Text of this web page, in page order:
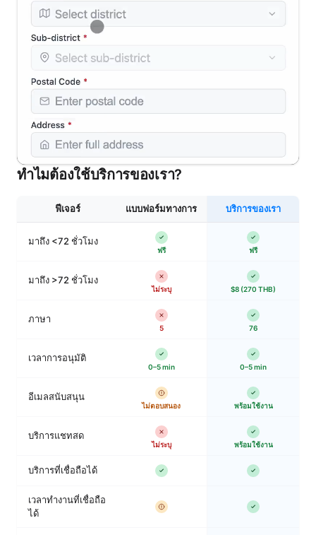
ทำไมต้องใช้บริการของเรา?
ฟีเจอร์ แบบฟอร์มทางการ บริการของเรา
มาถึง <72 ชั่วโมง
ฟรี ฟรี
มาถึง >72 ชั่วโมง
ไม่ระบุ $8 (270 THB)
ภาษา
5 76
เวลาการอนุมัติ
0–5 min 0–5 min
อีเมลสนับสนุน
ไม่ตอบสนอง พร้อมใช้งาน
บริการแชทสด
ไม่ระบุ พร้อมใช้งาน
บริการที่เชื่อถือได้
เวลาทำงานที่เชื่อถือ
ได้